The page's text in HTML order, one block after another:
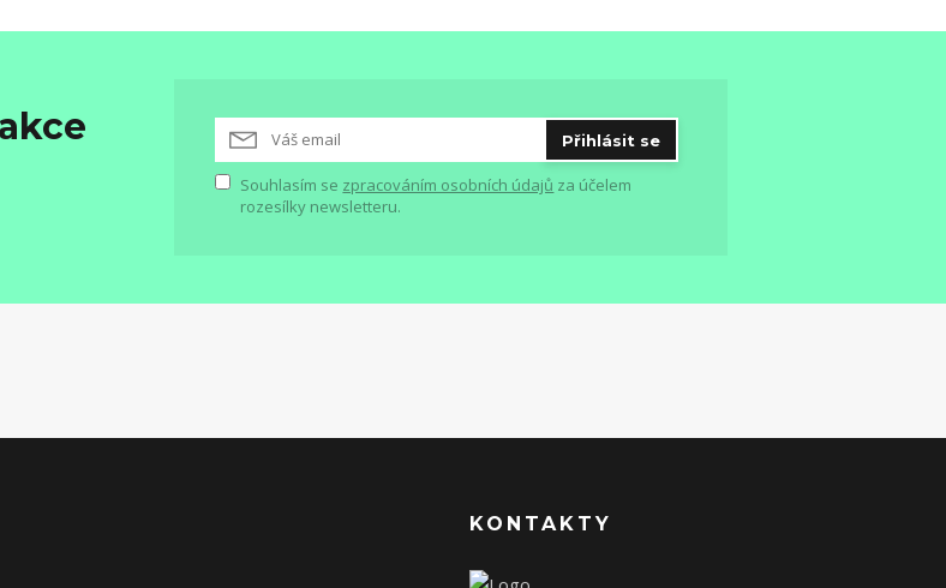
Přihlásit se
Souhlasím se zpracováním osobních údajů za účelem
rozesílky newsletteru.
KONTAKTY